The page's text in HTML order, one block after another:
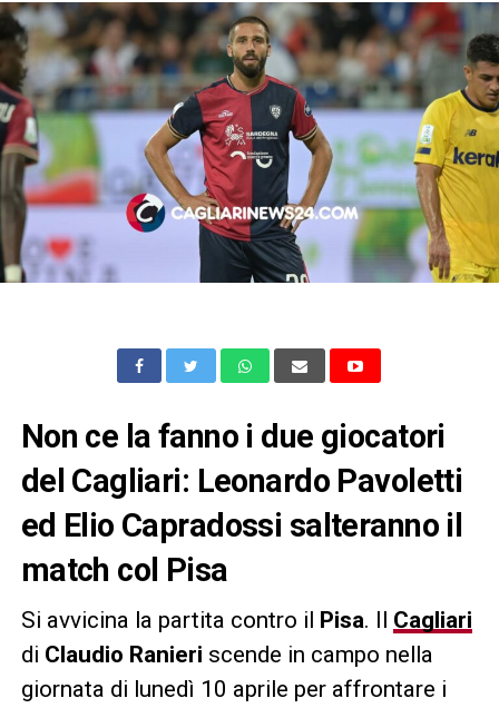
Non ce la fanno i due giocatori
del Cagliari: Leonardo Pavoletti
ed Elio Capradossi salteranno il
match col Pisa
Si avvicina la partita contro il Pisa. Il Cagliari
di Claudio Ranieri scende in campo nella
giornata di lunedì 10 aprile per affrontare i